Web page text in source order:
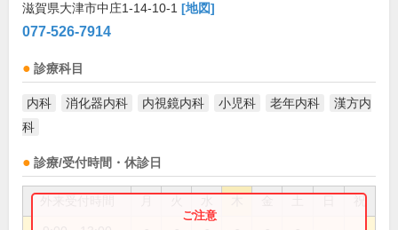
滋賀県大津市中庄1-14-10-1 [地図]
077-526-7914
診療科目
内科 消化器内科 内視鏡内科 小児科 老年内科
漢方内
科
診療/受付時間・休診日
祝